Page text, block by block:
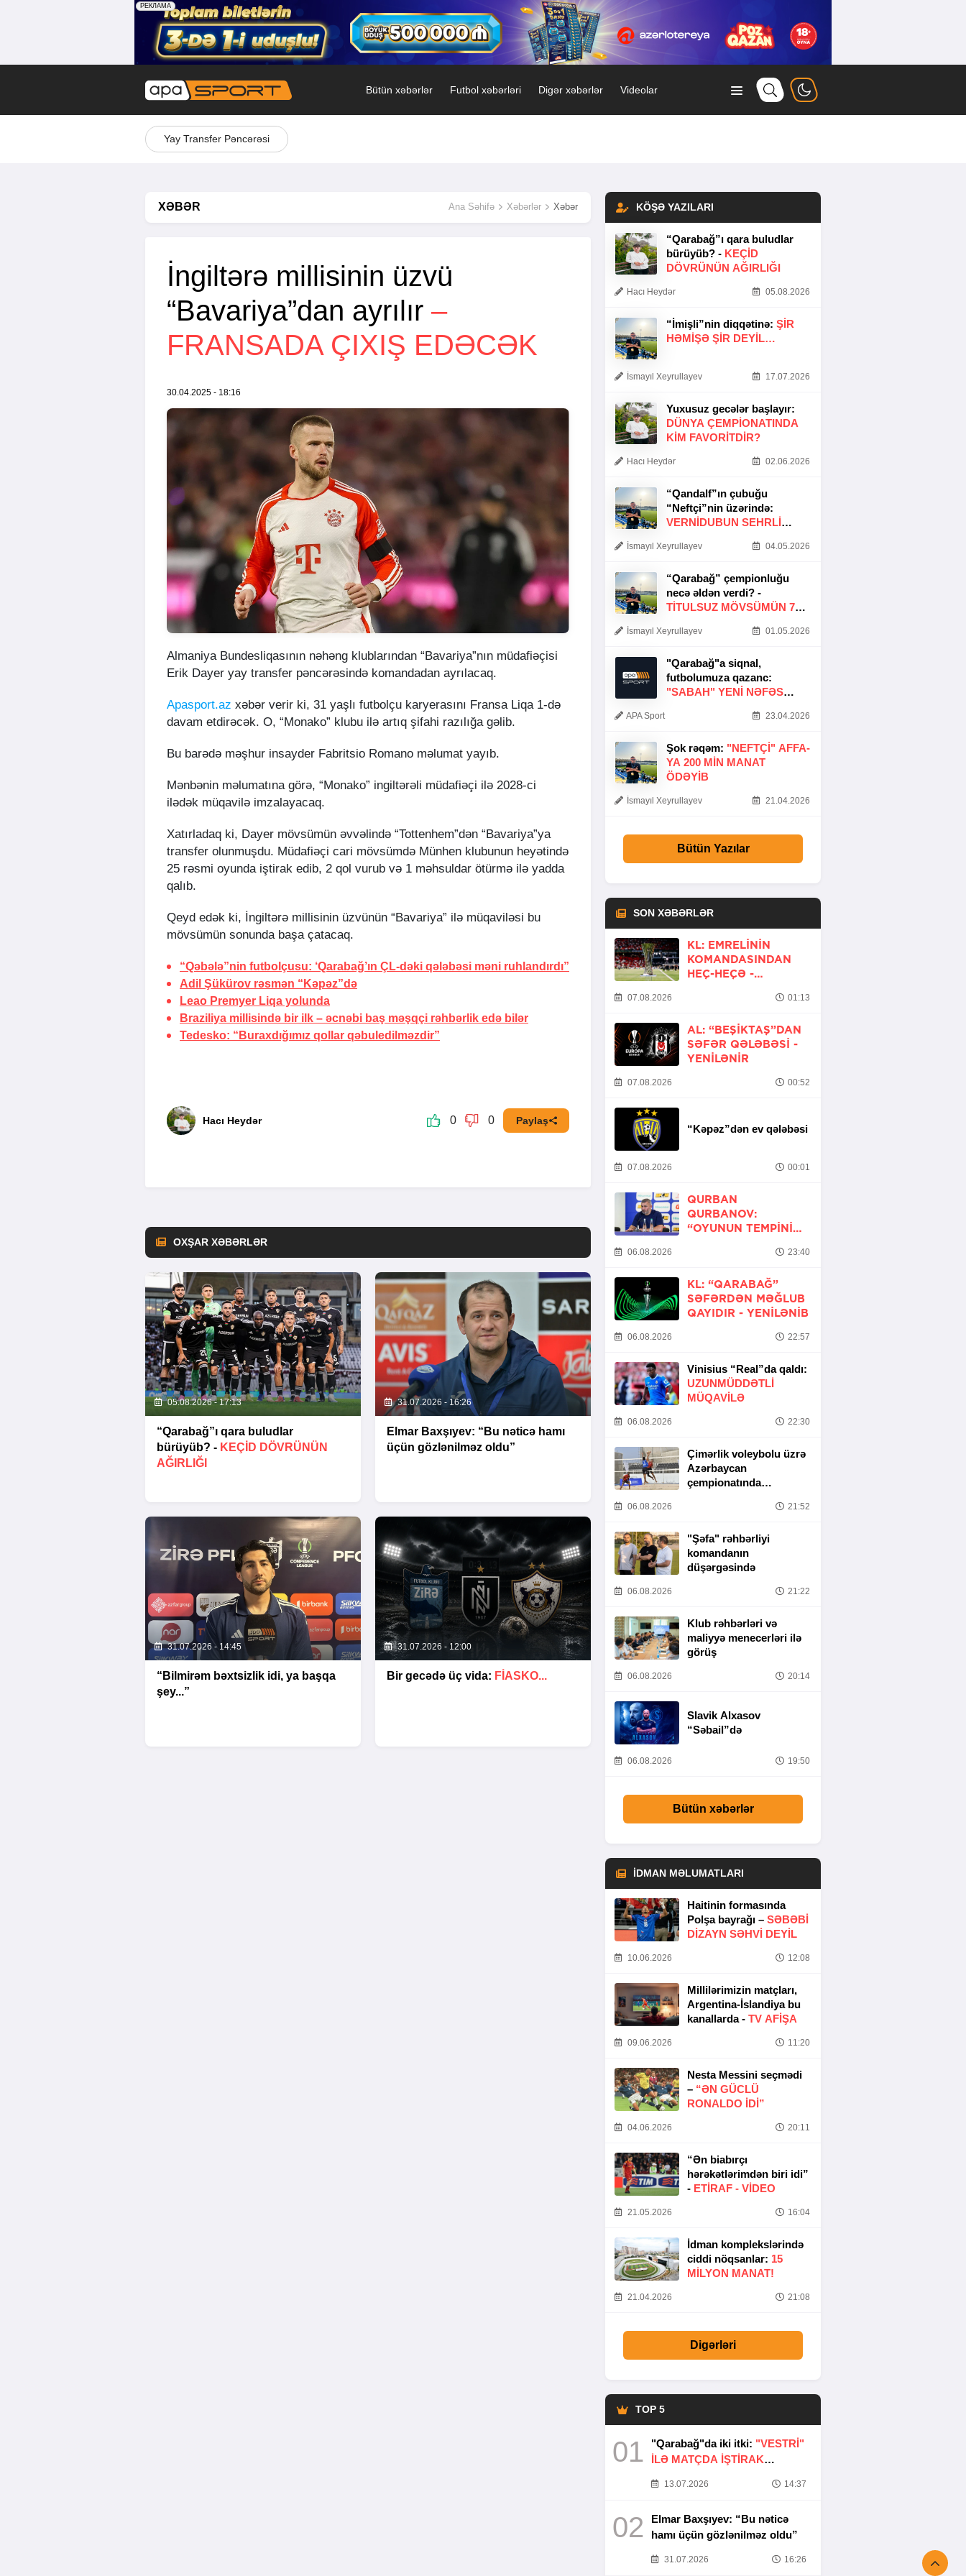
Bütün xəbərlər Futbol xəbərləri Digər xəbərlər Videolar
Yay Transfer Pəncərəsi
XƏBƏR Ana Səhifə Xəbərlər Xəbər
İngiltərə millisinin üzvü
“Bavariya”dan ayrılır –
FRANSADA ÇIXIŞ EDƏCƏK
30.04.2025 - 18:16
Almaniya Bundesliqasının nəhəng klublarından “Bavariya”nın müdafiəçisi
Erik Dayer yay transfer pəncərəsində komandadan ayrılacaq.
Apasport.az xəbər verir ki, 31 yaşlı futbolçu karyerasını Fransa Liqa 1-də
davam etdirəcək. O, “Monako” klubu ilə artıq şifahi razılığa gəlib.
Bu barədə məşhur insayder Fabritsio Romano məlumat yayıb.
Mənbənin məlumatına görə, “Monako” ingiltərəli müdafiəçi ilə 2028-ci
ilədək müqavilə imzalayacaq.
Xatırladaq ki, Dayer mövsümün əvvəlində “Tottenhem”dən “Bavariya”ya
transfer olunmuşdu. Müdafiəçi cari mövsümdə Münhen klubunun heyətində
25 rəsmi oyunda iştirak edib, 2 qol vurub və 1 məhsuldar ötürmə ilə yadda
qalıb.
Qeyd edək ki, İngiltərə millisinin üzvünün “Bavariya” ilə müqaviləsi bu
mövsümün sonunda başa çatacaq.
“Qəbələ”nin futbolçusu: ‘Qarabağ’ın ÇL-dəki qələbəsi məni ruhlandırdı”
Adil Şükürov rəsmən “Kəpəz”də
Leao Premyer Liqa yolunda
Braziliya millisində bir ilk – əcnəbi baş məşqçi rəhbərlik edə bilər
Tedesko: “Buraxdığımız qollar qəbuledilməzdir”
Hacı Heydər 0 0 Paylaş
OXŞAR XƏBƏRLƏR
05.08.2026 - 17:13
“Qarabağ”ı qara buludlar
bürüyüb? - KEÇID DÖVRÜNÜN
AĞIRLIĞI
31.07.2026 - 16:26
Elmar Baxşıyev: “Bu nəticə hamı
üçün gözlənilməz oldu”
31.07.2026 - 14:45
“Bilmirəm bəxtsizlik idi, ya başqa
şey...”
31.07.2026 - 12:00
Bir gecədə üç vida: FIASKO...
KÖŞƏ YAZILARI
“Qarabağ”ı qara buludlar
bürüyüb? - KEÇID
DÖVRÜNÜN AĞIRLIĞI
Hacı Heydər 05.08.2026
“İmişli”nin diqqətinə: ŞIR
HƏMIŞƏ ŞIR DEYIL…
İsmayıl Xeyrullayev 17.07.2026
Yuxusuz gecələr başlayır:
DÜNYA ÇEMPIONATINDA
KIM FAVORITDIR?
Hacı Heydər 02.06.2026
“Qandalf”ın çubuğu
“Neftçi”nin üzərində:
VERNİDUBUN SEHRLİ
İsmayıl Xeyrullayev 04.05.2026
“Qarabağ” çempionluğu
necə əldən verdi? -
TITULSUZ MÖVSÜMÜN 7
İsmayıl Xeyrullayev 01.05.2026
"Qarabağ"a siqnal,
futbolumuza qazanc:
"SABAH" YENI NƏFƏS
APA Sport 23.04.2026
Şok rəqəm: "NEFTÇI" AFFA-
YA 200 MIN MANAT
ÖDƏYIB
İsmayıl Xeyrullayev 21.04.2026
Bütün Yazılar
SON XƏBƏRLƏR
KL: EMRELININ
KOMANDASINDAN
HEÇ-HEÇƏ -
07.08.2026 01:13
AL: “BEŞIKTAŞ”DAN
SƏFƏR QƏLƏBƏSI -
YENİLƏNİR
07.08.2026 00:52
“Kəpəz”dən ev qələbəsi
07.08.2026 00:01
QURBAN
QURBANOV:
“OYUNUN TEMPINI
06.08.2026 23:40
KL: “QARABAĞ”
SƏFƏRDƏN MƏĞLUB
QAYIDIR - YENİLƏNİB
06.08.2026 22:57
Vinisius “Real”da qaldı:
UZUNMÜDDƏTLİ
MÜQAVİLƏ
06.08.2026 22:30
Çimərlik voleybolu üzrə
Azərbaycan
çempionatında
06.08.2026 21:52
"Şəfa" rəhbərliyi
komandanın
düşərgəsində
06.08.2026 21:22
Klub rəhbərləri və
maliyyə menecerləri ilə
görüş
06.08.2026 20:14
Slavik Alxasov
“Səbail”də
06.08.2026 19:50
Bütün xəbərlər
İDMAN MƏLUMATLARI
Haitinin formasında
Polşa bayrağı – SƏBƏBI
DIZAYN SƏHVI DEYIL
10.06.2026 12:08
Millilərimizin matçları,
Argentina-İslandiya bu
kanallarda - TV AFİŞA
09.06.2026 11:20
Nesta Messini seçmədi
– “ƏN GÜCLÜ
RONALDO IDI”
04.06.2026 20:11
“Ən biabırçı
hərəkətlərimdən biri idi”
- ETIRAF - VİDEO
21.05.2026 16:04
İdman komplekslərində
ciddi nöqsanlar: 15
MILYON MANAT!
21.04.2026 21:08
Digərləri
TOP 5
01 "Qarabağ"da iki itki: "VESTRİ"
İLƏ MATÇDA İŞTİRAK
13.07.2026 14:37
02
Elmar Baxşıyev: “Bu nəticə
hamı üçün gözlənilməz oldu”
31.07.2026 16:26